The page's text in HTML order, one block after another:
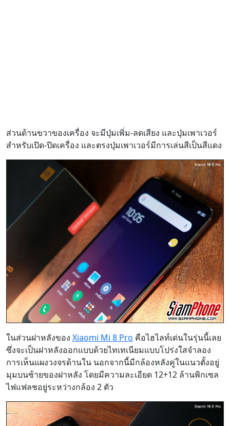
ส่วนด้านขวาของเครื่อง จะมีปุ่มเพิ่ม-ลดเสียง และปุ่มเพาเวอร์
สำหรับเปิด-ปิดเครื่อง และตรงปุ่มเพาเวอร์มีการเล่นสีเป็นสีแดง
ในส่วนฝาหลังของ Xiaomi Mi 8 Pro คือไฮไลท์เด่นในรุ่นนี้เลย
ซึ่งจะเป็นฝาหลังออกแบบด้วยไทเทเนียมแบบโปร่งใสจำลอง
การเห็นแผงวงจรด้านใน นอกจากนี้มีกล้องหลังคู่ในแนวตั้งอยู่
มุมบนซ้ายของฝาหลัง โดยมีความละเอียด 12+12 ล้านพิกเซล
ไฟแฟลชอยู่ระหว่างกล้อง 2 ตัว